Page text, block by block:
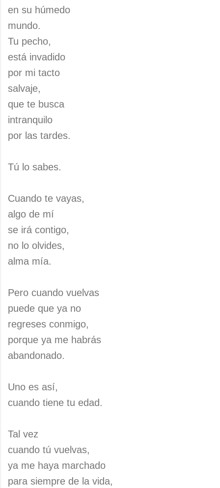
en su húmedo
mundo.
Tu pecho,
está invadido
por mi tacto
salvaje,
que te busca
intranquilo
por las tardes.
Tú lo sabes.
Cuando te vayas,
algo de mí
se irá contigo,
no lo olvides,
alma mía.
Pero cuando vuelvas
puede que ya no
regreses conmigo,
porque ya me habrás
abandonado.
Uno es así,
cuando tiene tu edad.
Tal vez
cuando tú vuelvas,
ya me haya marchado
para siempre de la vida,